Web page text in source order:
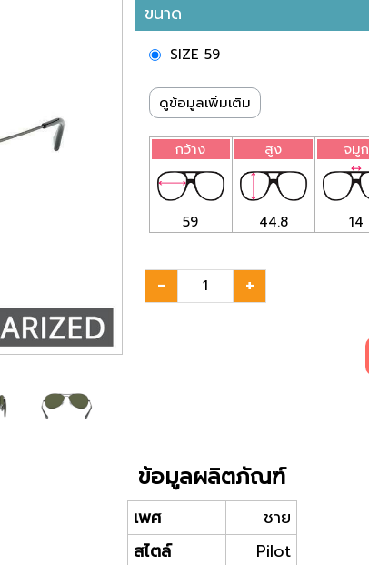
ขนาด
SIZE 59
ดูข้อมูลเพิ่มเติม
กว้าง
59
สูง
44.8
จมูก
14
- +
ข้อมูลผลิตภัณฑ์
เพศ
ชาย
สไตล์
Pilot